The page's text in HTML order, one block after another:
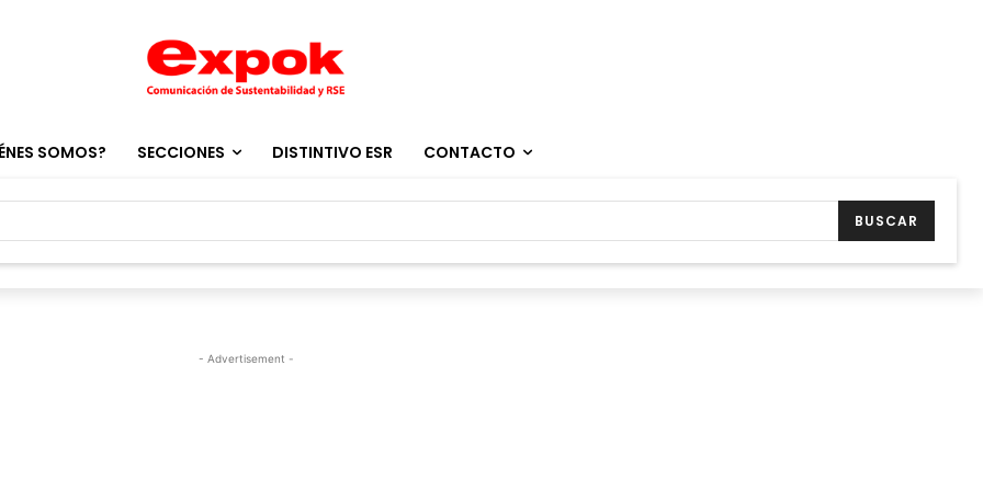
SOMOS? SECCIONES DISTINTIVO ESR CONTACTO
BUSCAR
- Advertisement -